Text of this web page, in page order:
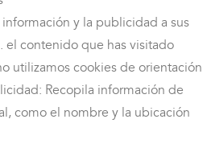
y la publicidad a sus
el contenido que has visitado
utilizamos cookies de orientación
Recopila información de
como el nombre y la ubicación